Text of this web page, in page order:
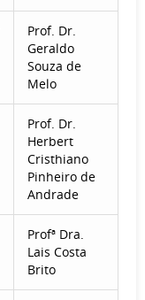
Prof. Dr.
Geraldo
Souza de
Melo
Prof. Dr.
Herbert
Cristhiano
Pinheiro de
Andrade
Profª Dra.
Lais Costa
Brito